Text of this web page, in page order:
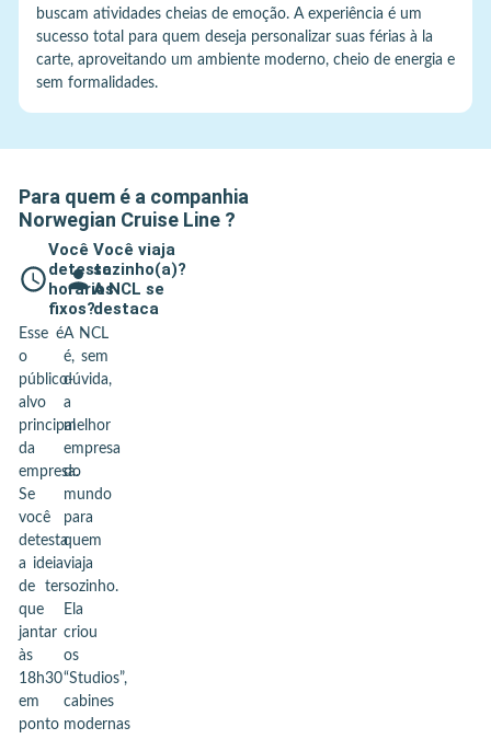
buscam atividades cheias de emoção. A experiência é um
sucesso total para quem deseja personalizar suas férias à la
carte, aproveitando um ambiente moderno, cheio de energia e
sem formalidades.
Para quem é a companhia
Norwegian Cruise Line ?
Você
detesta
horários
fixos?
Esse é
o
público-
alvo
principal
da
empresa.
Se
você
detesta
a ideia
de ter
que
jantar
às
18h30
em
ponto
Você viaja
sozinho(a)?
A NCL se
destaca
A NCL
é, sem
dúvida,
a
melhor
empresa
do
mundo
para
quem
viaja
sozinho.
Ela
criou
os
“Studios”,
cabines
modernas